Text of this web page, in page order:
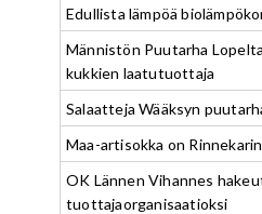
Edullista lämpöä
Männistön Puutarha
kukkien laatutuottaja
Salaatteja Wääksyn
Maa-artisokka on
OK Lännen Vihannes
tuottajaorganisaatioksi